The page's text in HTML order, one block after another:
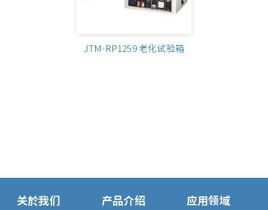
JTM-RP1259 老化试验箱
关於我们 产品介绍
应用领域